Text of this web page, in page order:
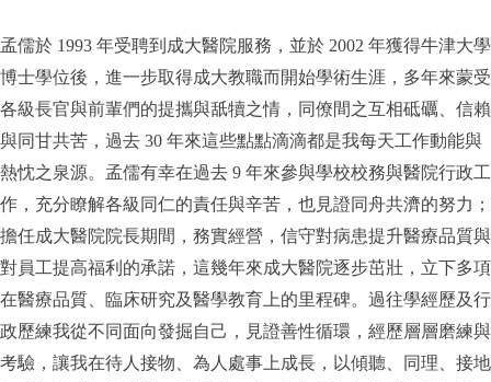
孟儒於 1993 年受聘到成大醫院服務，並於 2002 年獲得牛津大學
博士學位後，進一步取得成大教職而開始學術生涯，多年來蒙受
各級長官與前輩們的提攜與舐犢之情，同僚間之互相砥礪、信賴
與同甘共苦，過去 30 年來這些點點滴滴都是我每天工作動能與
熱忱之泉源。孟儒有幸在過去 9 年來參與學校校務與醫院行政工
作，充分瞭解各級同仁的責任與辛苦，也見證同舟共濟的努力；
擔任成大醫院院長期間，務實經營，信守對病患提升醫療品質與
對員工提高福利的承諾，這幾年來成大醫院逐步茁壯，立下多項
在醫療品質、臨床研究及醫學教育上的里程碑。過往學經歷及行
政歷練我從不同面向發掘自己，見證善性循環，經歷層層磨練與
考驗，讓我在待人接物、為人處事上成長，以傾聽、同理、接地